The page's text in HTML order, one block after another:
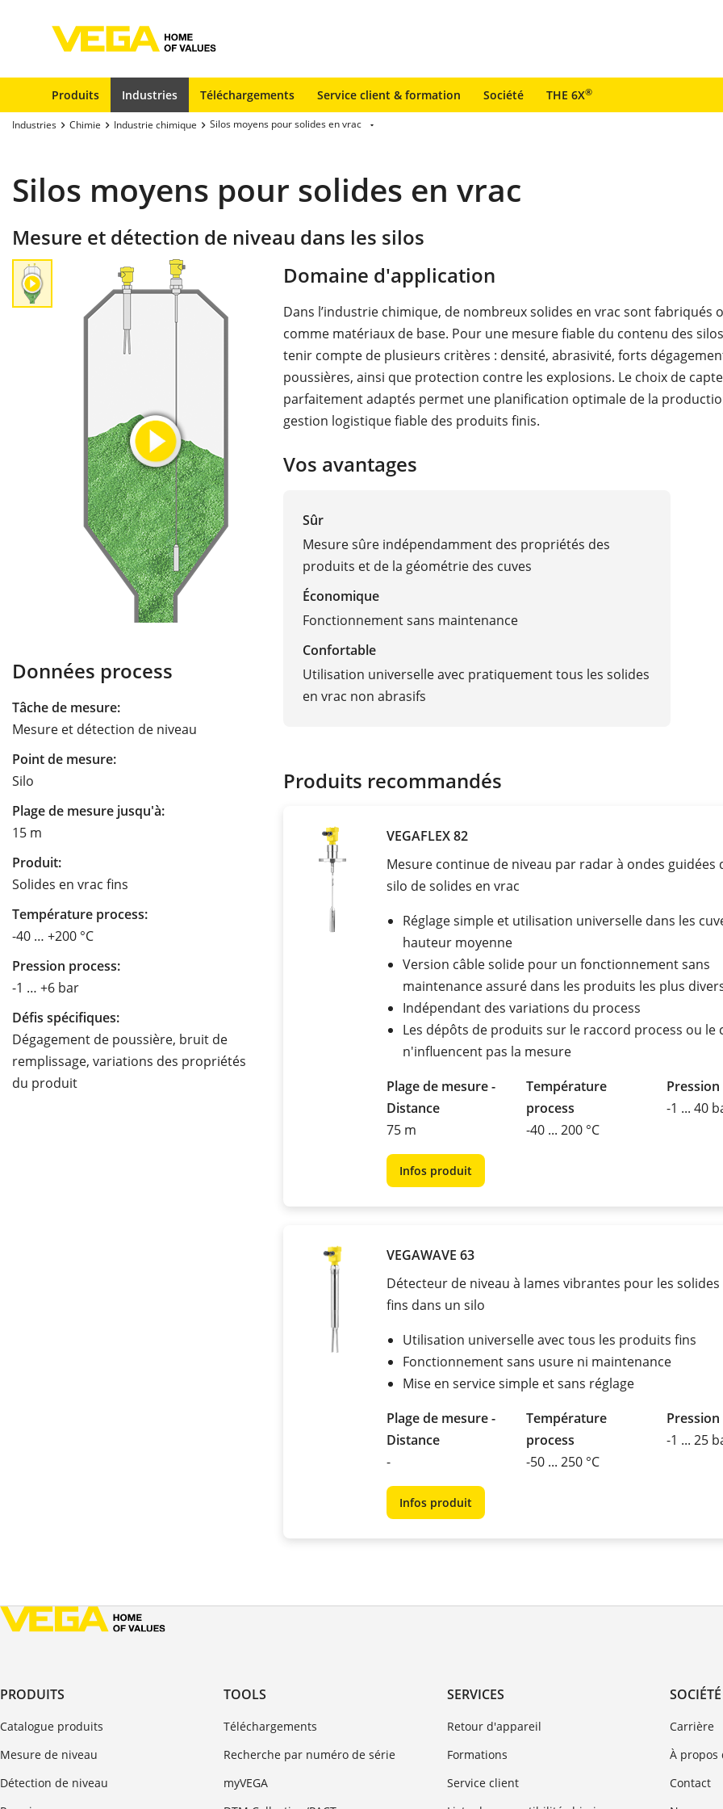
Produits Industries Téléchargements Service client & formation Société THE 6X®
Industries Chimie Industrie chimique Silos moyens pour solides en vrac
Silos moyens pour solides en vrac
Mesure et détection de niveau dans les silos
Données process
Tâche de mesure:
Mesure et détection de niveau
Point de mesure:
Silo
Plage de mesure jusqu'à:
15 m
Produit:
Solides en vrac fins
Température process:
-40 … +200 °C
Pression process:
-1 … +6 bar
Défis spécifiques:
Dégagement de poussière, bruit de
remplissage, variations des propriétés
du produit
Domaine d'application
Dans l’industrie chimique, de nombreux solides en vrac sont fabriqués
comme matériaux de base. Pour une mesure fiable du contenu des
tenir compte de plusieurs critères : densité, abrasivité, forts
poussières, ainsi que protection contre les explosions. Le choix de
parfaitement adaptés permet une planification optimale de la
gestion logistique fiable des produits finis.
Vos avantages
Sûr
Mesure sûre indépendamment des propriétés des
produits et de la géométrie des cuves
Économique
Fonctionnement sans maintenance
Confortable
Utilisation universelle avec pratiquement tous les solides
en vrac non abrasifs
Produits recommandés
VEGAFLEX 82
Mesure continue de niveau par radar à ondes guidées
silo de solides en vrac
Réglage simple et utilisation universelle dans les
hauteur moyenne
Version câble solide pour un fonctionnement sans
maintenance assuré dans les produits les plus
Indépendant des variations du process
Les dépôts de produits sur le raccord process ou le
n'influencent pas la mesure
Plage de mesure -
Distance
75 m
Température
process
-40 ... 200 °C
-1 ... 40
Infos produit
VEGAWAVE 63
Détecteur de niveau à lames vibrantes pour les solides
fins dans un silo
Utilisation universelle avec tous les produits fins
Fonctionnement sans usure ni maintenance
Mise en service simple et sans réglage
Plage de mesure -
Distance
-
Température
process
-50 ... 250 °C
-1 ... 25
Infos produit
PRODUITS
Catalogue produits
Mesure de niveau
Détection de niveau
TOOLS
Téléchargements
Recherche par numéro de série
myVEGA
SERVICES
Retour d'appareil
Formations
Service client
SOCIÉTÉ
Carrière
À propos
Contact